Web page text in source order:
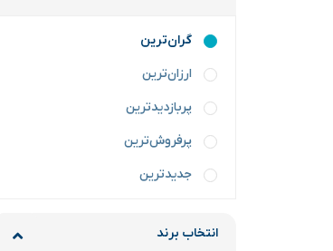
گران‌ترین
ارزان‌ترین
پربازدیدترین
پرفروش‌ترین
جدیدترین
انتخاب برند